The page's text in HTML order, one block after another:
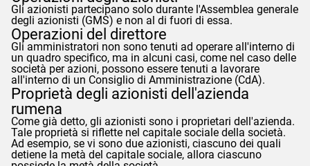
Gli azionisti partecipano solo durante l'Assemblea generale
degli azionisti (GMS) e non al di fuori di essa.
Operazioni del direttore
Gli amministratori non sono tenuti ad operare all'interno di
un quadro specifico, ma in alcuni casi, come nel caso delle
società per azioni, possono essere tenuti a lavorare
all'interno di un Consiglio di Amministrazione (CdA).
Proprietà degli azionisti dell'azienda
rumena
Come già detto, gli azionisti sono i proprietari dell'azienda.
Tale proprietà si riflette nel capitale sociale della società.
Ad esempio, se vi sono due azionisti, ciascuno dei quali
detiene la metà del capitale sociale, allora ciascuno